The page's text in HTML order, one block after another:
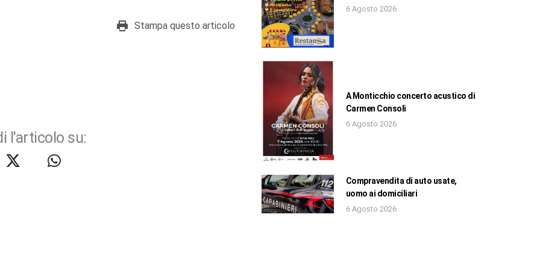
Stampa questo articolo
l'articolo su:
6 Agosto 2026
A Monticchio concerto acustico di
Carmen Consoli
6 Agosto 2026
Compravendita di auto usate,
uomo ai domiciliari
6 Agosto 2026